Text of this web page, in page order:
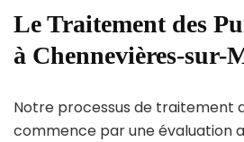
Le Traitement des
à Chennevières-sur-
Notre processus de traitement
commence par une évaluation